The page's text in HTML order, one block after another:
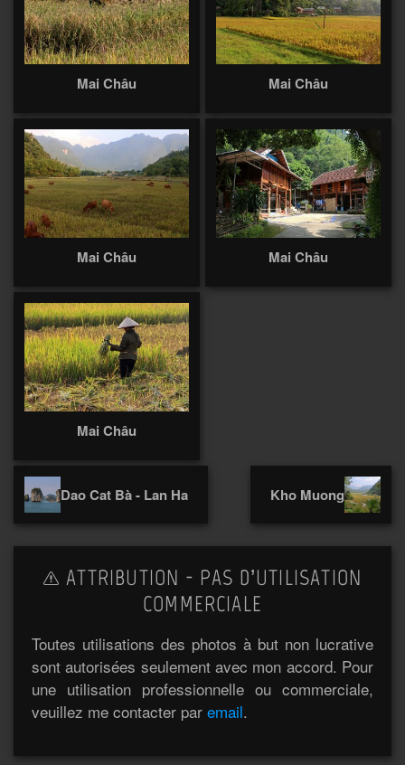
Mai Châu Mai Châu
Mai Châu Mai Châu
Mai Châu
Dao Cat Bà - Lan Ha Kho Muong
ATTRIBUTION - PAS D’UTILISATION
COMMERCIALE
Toutes utilisations des photos à but non lucrative
sont autorisées seulement avec mon accord. Pour
une utilisation professionnelle ou commerciale,
veuillez me contacter par email.